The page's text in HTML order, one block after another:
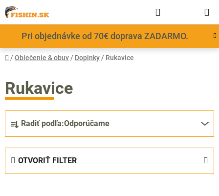
Prejsť
na
obsah
Pri objednávke od 70€ doprava ZADARMO.
KOŠÍK
Domov
/ Oblečenie & obuv / Doplnky / Rukavice
Rukavice
Radiť podľa:Odporúčame
OTVORIŤ FILTER